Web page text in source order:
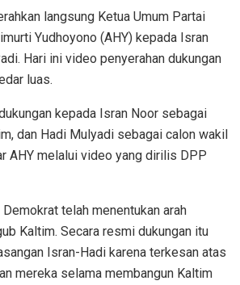
langsung Ketua Umum Partai
Yudhoyono (AHY) kepada Isran
Hari ini video penyerahan dukungan
luas.
kepada Isran Noor sebagai
dan Hadi Mulyadi sebagai calon wakil
AHY melalui video yang dirilis DPP
telah menentukan arah
Kaltim. Secara resmi dukungan itu
Isran-Hadi karena terkesan atas
mereka selama membangun Kaltim